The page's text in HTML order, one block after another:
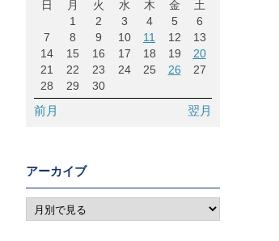
日 月 火 水 木 金
土
1
2 3 4 5
6
7
8 9 10 11 12
13
14
15 16 17 18 19
20
21
22 23 24 25 26
27
28
29 30
前月 翌月
アーカイブ